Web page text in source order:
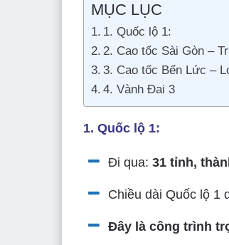
MỤC LỤC
1. Quốc lộ 1:
2. Cao tốc Sài Gòn –
3. Cao tốc Bến Lức –
4. Vành Đai 3
1. Quốc lộ 1:
Đi qua: 31 tỉnh,
Chiều dài Quốc lộ 1
Đây là công trình